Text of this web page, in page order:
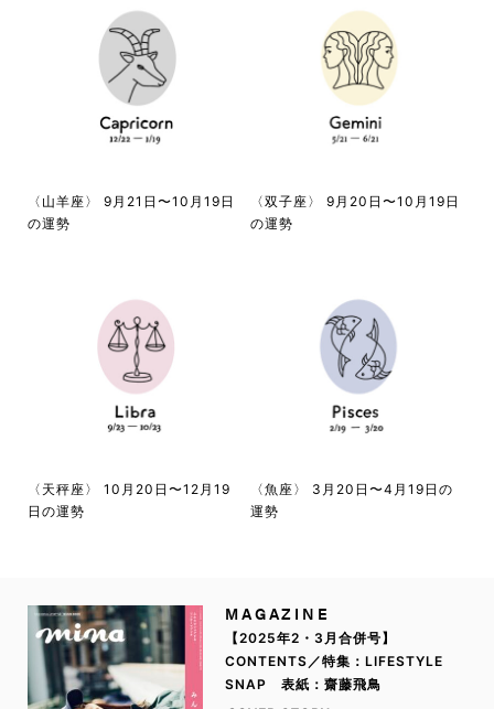
〈山羊座〉 9月21日〜10月19日
の運勢
〈双子座〉 9月20日〜10月19日
の運勢
〈天秤座〉 10月20日〜12月19
日の運勢
〈魚座〉 3月20日〜4月19日の
運勢
MAGAZINE
【2025年2・3月合併号】
CONTENTS／特集：LIFESTYLE
SNAP 表紙：齋藤飛鳥